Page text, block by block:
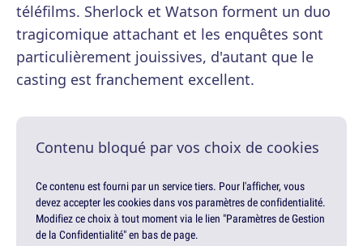
téléfilms. Sherlock et Watson forment un duo
tragicomique attachant et les enquêtes sont
particulièrement jouissives, d'autant que le
casting est franchement excellent.
Contenu bloqué par vos choix de cookies
Ce contenu est fourni par un service tiers. Pour l'afficher, vous
devez accepter les cookies dans vos paramètres de confidentialité.
Modifiez ce choix à tout moment via le lien "Paramètres de Gestion
de la Confidentialité" en bas de page.